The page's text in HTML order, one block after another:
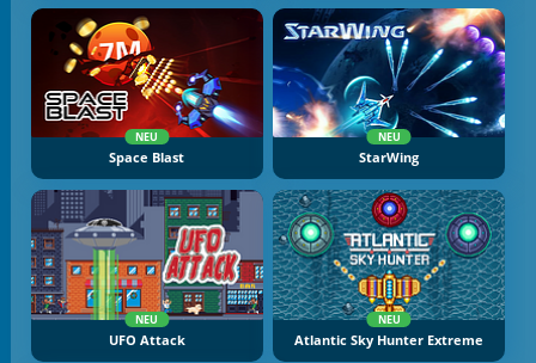
NEU
Space Blast
NEU
StarWing
NEU
UFO Attack
NEU
Atlantic Sky Hunter Extreme